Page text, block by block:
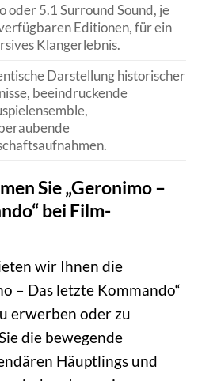
oder 5.1 Surround Sound, je
Editionen, für ein
Klangerlebnis.
Darstellung historischer
beeindruckende
Sie „Geronimo –
bei Film-
wir Ihnen die
– Das letzte Kommando“
erwerben oder zu
die bewegende
Häuptlings und